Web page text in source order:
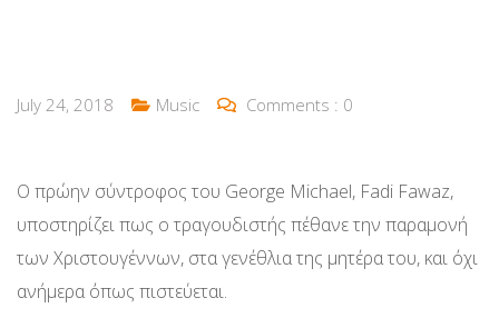
July 24, 2018 Music Comments : 0
Ο πρώην σύντροφος του George Michael, Fadi Fawaz,
υποστηρίζει πως ο τραγουδιστής πέθανε την παραμονή
των Χριστουγέννων, στα γενέθλια της μητέρα του, και όχι
ανήμερα όπως πιστεύεται.